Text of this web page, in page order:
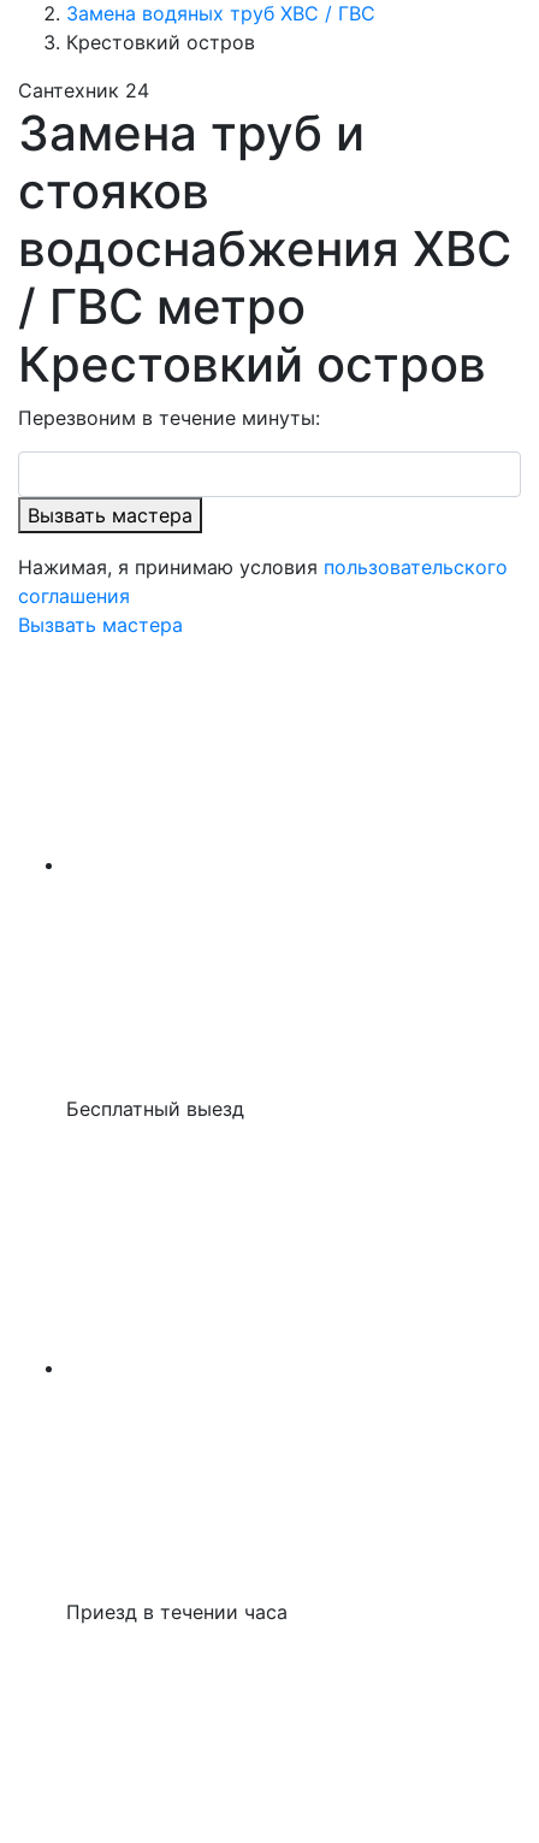
Замена водяных труб ХВС / ГВС
Крестовкий остров
Сантехник 24
Замена труб и
стояков
водоснабжения ХВС
/ ГВС метро
Крестовкий остров
Перезвоним в течение минуты:
Вызвать мастера
Нажимая, я принимаю условия пользовательского
соглашения
Вызвать мастера
Бесплатный выезд
Приезд в течении часа